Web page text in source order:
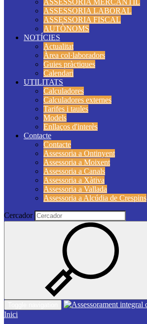
ASSESSORIA MERCANTIL
ASSESSORIA LABORAL
ASSESSORIA FISCAL
AUTÒNOMS
NOTÍCIES
Actualitat
Àrea col·laboradors
Guies pràctiques
Calendari
UTILITATS
Calculadores
Calculadores externes
Tarifes i taules
Models
Enllaços d'interès
Contacte
Contacte
Assessoria a Ontinyent
Assessoria a Moixent
Assessoria a Canals
Assessoria a Xàtiva
Assessoria a Vallada
Assessoria a Alcúdia de Crespins
Cercador
Inici